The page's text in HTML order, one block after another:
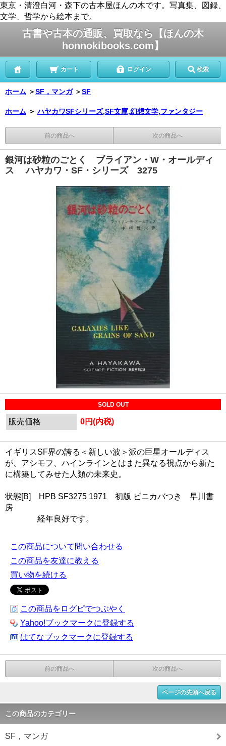
東京・清澄白河・森下の古本屋ほんの木です。写真集、図録、
文学、哲学から絵本まで。
古書や古本の通販、買取なら【ほんの木
honnokibooks.com】
カート ログイン 検索
ホーム ＞SF，マンガ ＞SF
ホーム ＞ ハヤカワSFシリーズ,SF文庫,幻想文学,ファンタジー
前の商品へ 次の商品へ
銀河は砂粒のごとく ブライアン・W・オールディ
ス ハヤカワ・SF・シリーズ 3275
SOLD OUT
販売価格 0円(内税)
イギリスSF界の誇る＜新しい波＞派の巨星オールディス
が、アシモフ、ハインラインとはまた異なる視点から新た
に構築してみせた人類の未来史。
状態[B] HPB SF3275 1971 初版 ビニカバつき 早川書
房
経年良好です。
この商品について問い合わせる
この商品を友達に教える
買い物を続ける
この商品をログピでつぶやく
Yahoo!ブックマークに登録する
はてなブックマークに登録する
前の商品へ 次の商品へ
ページの先頭へ戻る
この商品のカテゴリー
SF，マンガ